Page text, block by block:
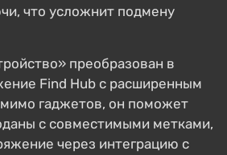
что усложнит подмену
преобразован в
Find Hub с расширенным
гаджетов, он поможет
с совместимыми метками,
через интеграцию с